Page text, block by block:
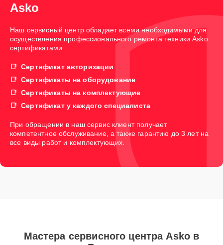
Asko
Наш сервисный центр обладает всеми необходимыми для
осуществления профессионального ремонта техники Asko
сертификатами:
Сертификат авторизации
Сертификаты на оборудование
Сертификаты на комплектующие
Сертификат у каждого специалиста
При обращении в наш сервис клиент получает
компетентное обслуживание, а также гарантию до 3 лет на
все виды работ и комплектующих.
Мастера сервисного центра Asko в